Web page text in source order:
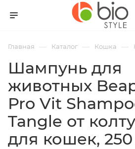
Главная — Каталог — Кошка —
Шампунь для
животных
Pro Vit
Tangle от
для кошек,